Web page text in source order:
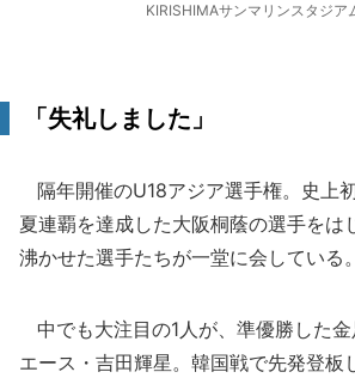
KIRISHIMAサンマリンスタジア
「失礼しました」
隔年開催のU18アジア選手権。史上
夏連覇を達成した大阪桐蔭の選手をは
沸かせた選手たちが一堂に会している。
中でも大注目の1人が、準優勝した
エース・吉田輝星。韓国戦で先発登板